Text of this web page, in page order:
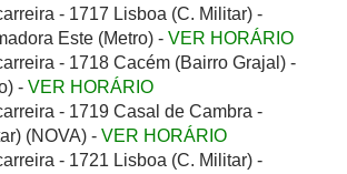
- 1717 Lisboa (C. Militar) -
Este (Metro) - VER HORÁRIO
- 1718 Cacém (Bairro Grajal) -
- VER HORÁRIO
- 1719 Casal de Cambra -
(NOVA) - VER HORÁRIO
- 1721 Lisboa (C. Militar) -